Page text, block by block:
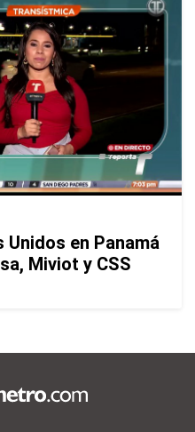
Unidos en Panamá
Miviot y CSS